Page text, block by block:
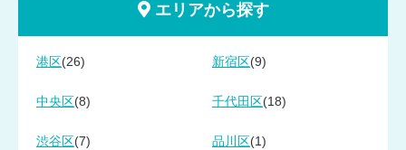
エリアから探す
港区 (26) 新宿区 (9)
中央区 (8) 千代田区 (18)
渋谷区 (7) 品川区 (1)